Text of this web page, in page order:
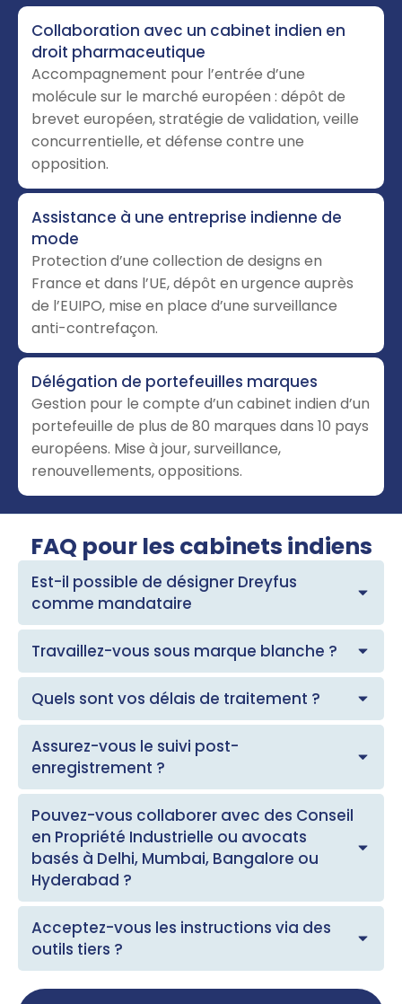
Collaboration avec un cabinet indien en
droit pharmaceutique
Accompagnement pour l’entrée d’une
molécule sur le marché européen : dépôt de
brevet européen, stratégie de validation, veille
concurrentielle, et défense contre une
opposition.
Assistance à une entreprise indienne de
mode
Protection d’une collection de designs en
France et dans l’UE, dépôt en urgence auprès
de l’EUIPO, mise en place d’une surveillance
anti-contrefaçon.
Délégation de portefeuilles marques
Gestion pour le compte d’un cabinet indien d’un
portefeuille de plus de 80 marques dans 10 pays
européens. Mise à jour, surveillance,
renouvellements, oppositions.
FAQ pour les cabinets indiens
Est-il possible de désigner Dreyfus
comme mandataire
Travaillez-vous sous marque blanche ?
Quels sont vos délais de traitement ?
Assurez-vous le suivi post-
enregistrement ?
Pouvez-vous collaborer avec des Conseil
en Propriété Industrielle ou avocats
basés à Delhi, Mumbai, Bangalore ou
Hyderabad ?
Acceptez-vous les instructions via des
outils tiers ?